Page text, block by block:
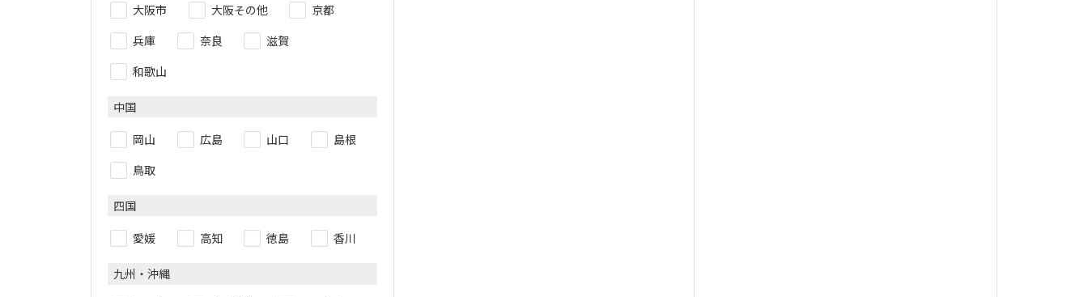
大阪市 大阪その他
京都
兵庫
奈良
滋賀
和歌山
中国
岡山 広島 山口
島根
鳥取
四国
愛媛 高知 徳島 香川
九州・沖縄